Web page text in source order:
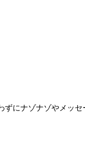
にナゾナゾやメッセ